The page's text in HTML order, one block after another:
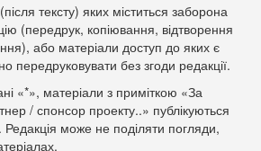
тексту) яких міститься заборона
(передрук, копіювання, відтворення
або матеріали доступ до яких є
передруковувати без згоди редакції.
«*», матеріали з приміткою «За
/ спонсор проекту..» публікуються
може не поділяти погляди,